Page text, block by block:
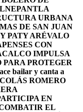
URBANA
DE SAN JUAN
PATY ARÉVALO
CON
IMPULSA
PROTEGER
bailar y canta a
ROMERO
EN
EL